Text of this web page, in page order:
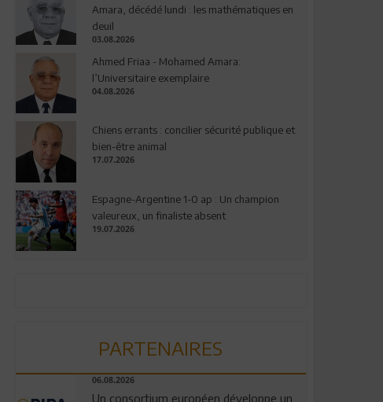
Amara, décédé lundi : les mathématiques en
deuil
03.08.2026
Ahmed Friaa - Mohamed Amara:
l’Universitaire exemplaire
04.08.2026
Chiens errants : concilier sécurité publique et
bien-être animal
17.07.2026
Espagne-Argentine 1-0 ap : Un champion
valeureux, un finaliste absent
19.07.2026
PARTENAIRES
06.08.2026
Un consortium européen développe un